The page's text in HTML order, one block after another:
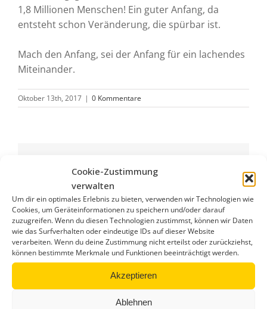
Cookie-Zustimmung
verwalten
Um dir ein optimales Erlebnis zu bieten, verwenden wir Technologien wie
Cookies, um Geräteinformationen zu speichern und/oder darauf
zuzugreifen. Wenn du diesen Technologien zustimmst, können wir Daten
wie das Surfverhalten oder eindeutige IDs auf dieser Website
verarbeiten. Wenn du deine Zustimmung nicht erteilst oder zurückziehst,
können bestimmte Merkmale und Funktionen beeinträchtigt werden.
Akzeptieren
Ablehnen
1,8 Millionen Menschen! Ein guter Anfang, da
entsteht schon Veränderung, die spürbar ist.
Mach den Anfang, sei der Anfang für ein lachendes
Miteinander.
Oktober 13th, 2017 | 0 Kommentare
Facebook
X
E-
Mail